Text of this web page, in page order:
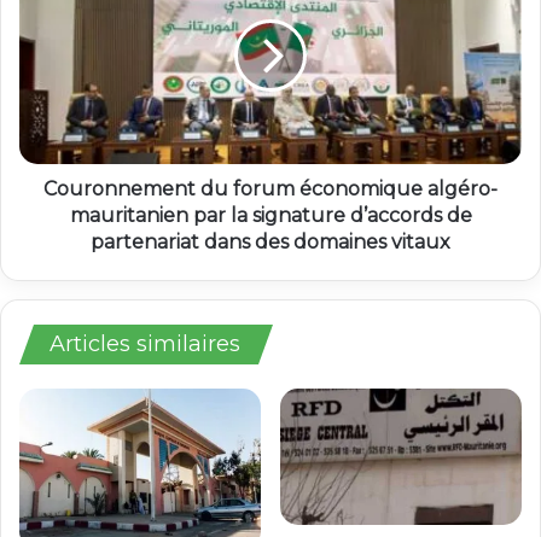
Couronnement du forum économique algéro-
mauritanien par la signature d’accords de
partenariat dans des domaines vitaux
Articles similaires